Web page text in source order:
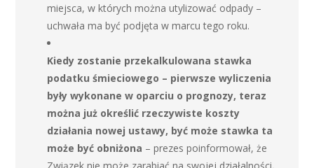
miejsca, w których można utylizować odpady –
uchwała ma być podjęta w marcu tego roku.
Kiedy zostanie przekalkulowana stawka
podatku śmieciowego – pierwsze wyliczenia
były wykonane w oparciu o prognozy, teraz
można już określić rzeczywiste koszty
działania nowej ustawy, być może stawka ta
może być obniżona – prezes poinformował, że